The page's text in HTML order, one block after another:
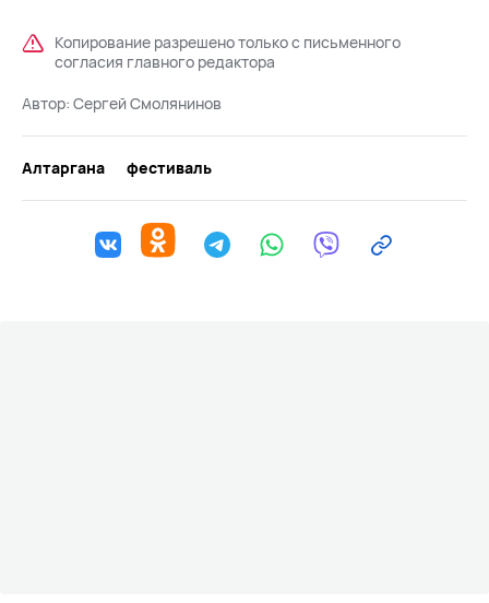
Копирование разрешено только с письменного
согласия главного редактора
Автор: Сергей Смолянинов
Алтаргана фестиваль